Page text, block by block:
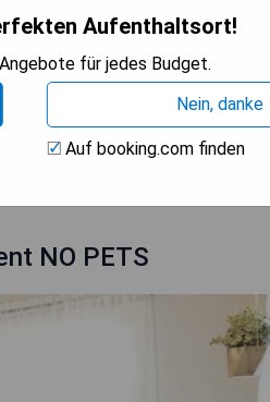
NO PETS
Aufenthaltsort!
für jedes Budget.
Nein, danke
Auf booking.com finden